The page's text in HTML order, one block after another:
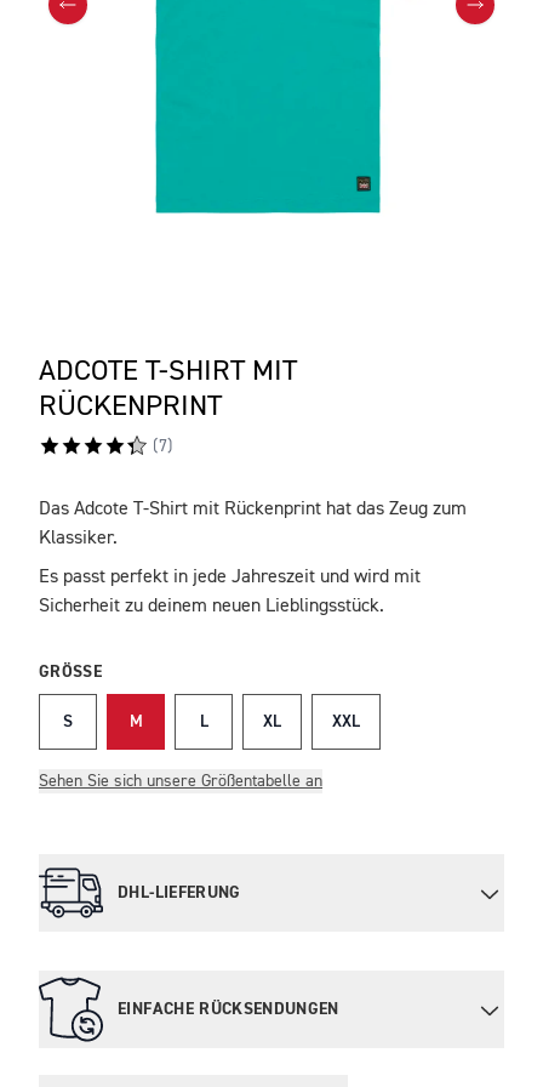
ADCOTE T-SHIRT MIT
RÜCKENPRINT
(7)
BESCHREIBUNG
Das Adcote T-Shirt mit Rückenprint hat das Zeug zum
Klassiker.
Es passt perfekt in jede Jahreszeit und wird mit
Sicherheit zu deinem neuen Lieblingsstück.
GRÖSSE
S M L XL XXL
Sehen Sie sich unsere Größentabelle an
DHL-LIEFERUNG
EINFACHE RÜCKSENDUNGEN